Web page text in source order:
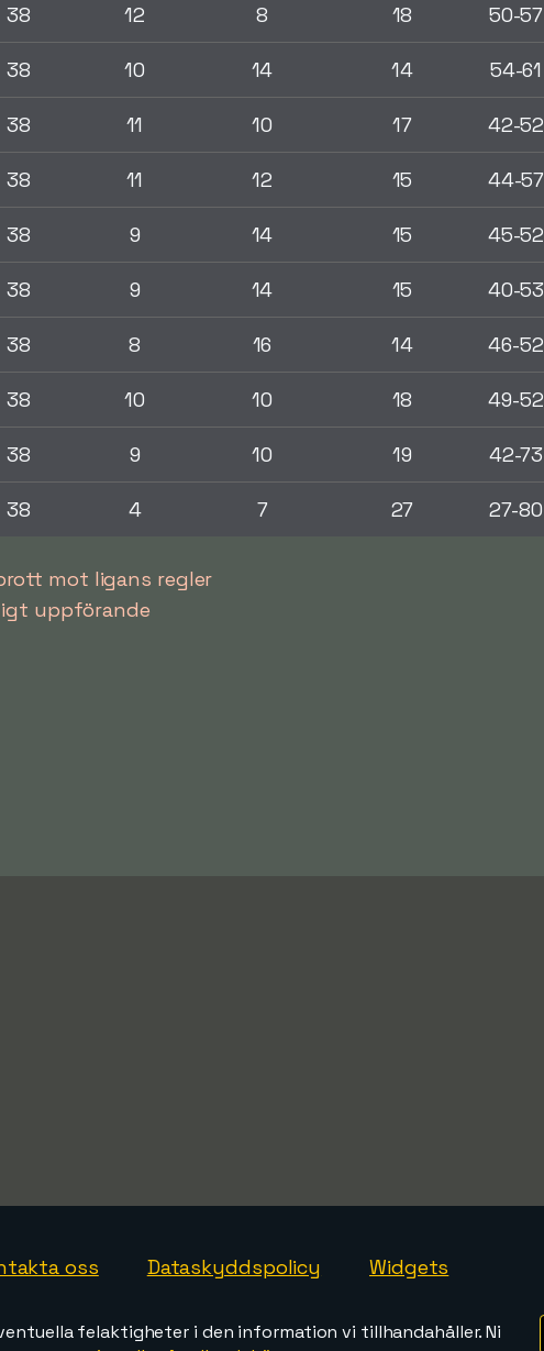
38 12 8 18 50-57
38 10 14 14 54-61
38 11 10 17 42-52
38 11 12 15 44-57
38 9 14 15 45-52
38 9 14 15 40-53
38 8 16 14 46-52
38 10 10 18 49-52
38 9 10 19 42-73
38 4 7 27 27-80
mot ligans regler
uppförande
oss Dataskyddspolicy Widgets
felaktigheter i den information vi tillhandahåller. Ni